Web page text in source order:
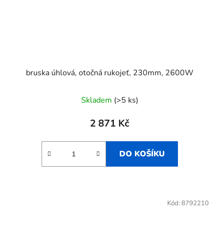
bruska úhlová, otočná rukojeť, 230mm, 2600W
Skladem (>5 ks)
2 871 Kč
DO KOŠÍKU
Kód: 8792210